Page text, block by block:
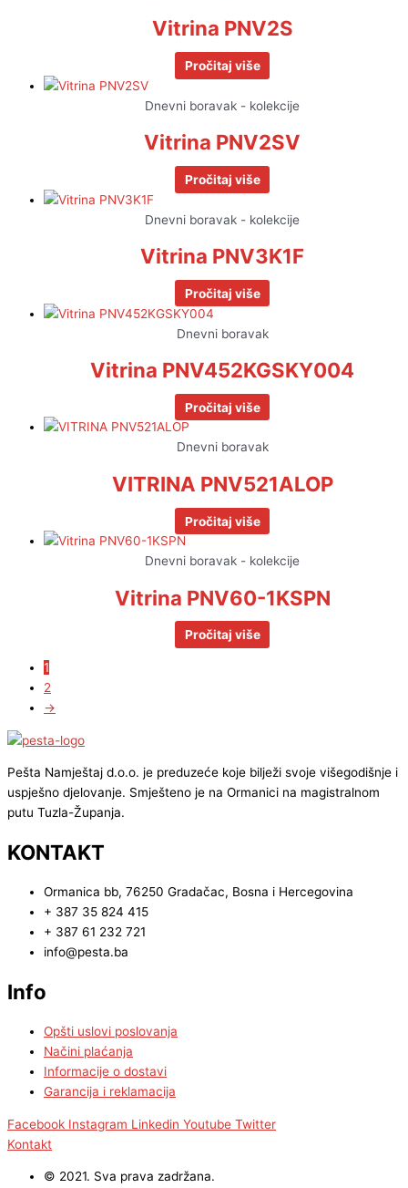
Vitrina PNV2S
Pročitaj više
Dnevni boravak - kolekcije
Vitrina PNV2SV
Pročitaj više
Dnevni boravak - kolekcije
Vitrina PNV3K1F
Pročitaj više
Dnevni boravak
Vitrina PNV452KGSKY004
Pročitaj više
Dnevni boravak
VITRINA PNV521ALOP
Pročitaj više
Dnevni boravak - kolekcije
Vitrina PNV60-1KSPN
Pročitaj više
1
2
→
Pešta Namještaj d.o.o. je preduzeće koje bilježi svoje višegodišnje i
uspješno djelovanje. Smješteno je na Ormanici na magistralnom
putu Tuzla-Županja.
KONTAKT
Ormanica bb, 76250 Gradačac, Bosna i Hercegovina
+ 387 35 824 415
+ 387 61 232 721
info@pesta.ba
Info
Opšti uslovi poslovanja
Načini plaćanja
Informacije o dostavi
Garancija i reklamacija
Facebook Instagram Linkedin Youtube Twitter
Kontakt
© 2021. Sva prava zadržana.